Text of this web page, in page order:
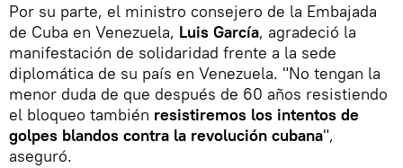
Por su parte, el ministro consejero de la Embajada
de Cuba en Venezuela, Luis García, agradeció la
manifestación de solidaridad frente a la sede
diplomática de su país en Venezuela. "No tengan la
menor duda de que después de 60 años resistiendo
el bloqueo también resistiremos los intentos de
golpes blandos contra la revolución cubana",
aseguró.